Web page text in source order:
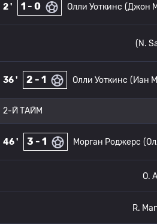
2 ' 1 - 0 Олли Уоткинс (Джон
(N.
36 ' 2 - 1 Олли Уоткинс (Иан
2-Й ТАЙМ
46 ' 3 - 1 Морган Роджерс
O.
R.